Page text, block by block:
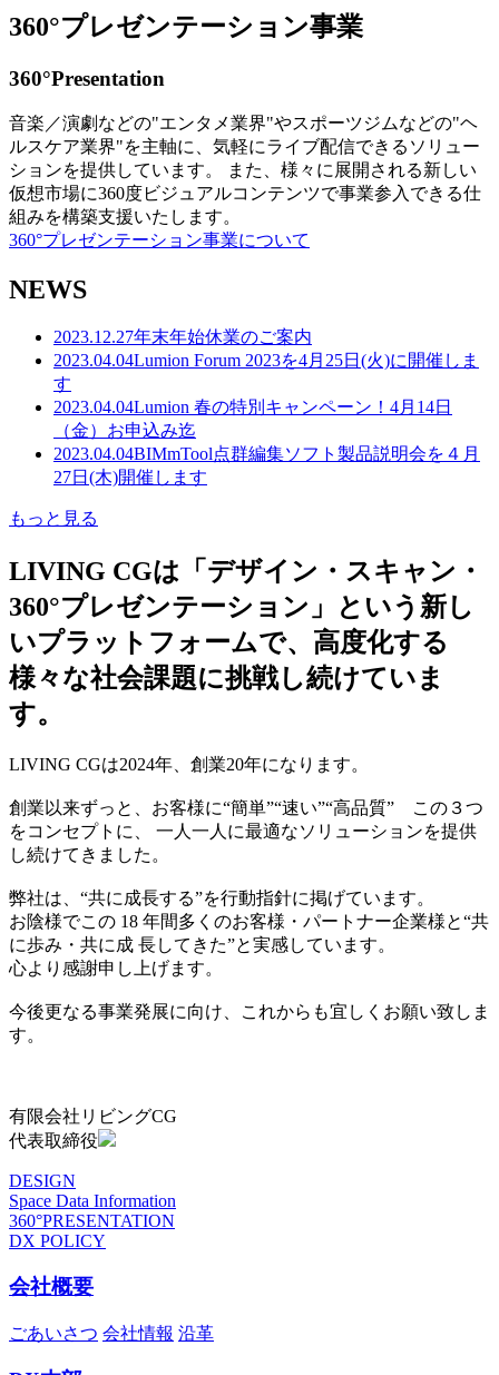
360°プレゼンテーション事業
360°Presentation
音楽／演劇などの"エンタメ業界"やスポーツジムなどの"ヘ
ルスケア業界"を主軸に、気軽にライブ配信できるソリュー
ションを提供しています。 また、様々に展開される新しい
仮想市場に360度ビジュアルコンテンツで事業参入できる仕
組みを構築支援いたします。
360°プレゼンテーション事業について
NEWS
2023.12.27年末年始休業のご案内
2023.04.04Lumion Forum 2023を4月25日(火)に開催しま
す
2023.04.04Lumion 春の特別キャンペーン！4月14日
（金）お申込み迄
2023.04.04BIMmTool点群編集ソフト製品説明会を４月
27日(木)開催します
もっと見る
LIVING CGは「デザイン・スキャン・
360°プレゼンテーション」という新し
いプラットフォームで、高度化する
様々な社会課題に挑戦し続けていま
す。
LIVING CGは2024年、創業20年になります。
創業以来ずっと、お客様に“簡単”“速い”“高品質” この３つ
をコンセプトに、 一人一人に最適なソリューションを提供
し続けてきました。
弊社は、“共に成長する”を行動指針に掲げています。
お陰様でこの 18 年間多くのお客様・パートナー企業様と“共
に歩み・共に成 長してきた”と実感しています。
心より感謝申し上げます。
今後更なる事業発展に向け、これからも宜しくお願い致しま
す。
有限会社リビングCG
代表取締役
DESIGN
Space Data Information
360°PRESENTATION
DX POLICY
会社概要
ごあいさつ 会社情報 沿革